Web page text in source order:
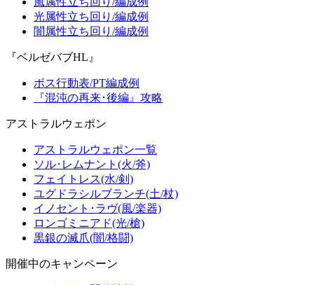
光属性立ち回り/編成例
闇属性立ち回り/編成例
『ベルゼバブHL』
ボス行動表/PT編成例
『混沌の再来･後編』攻略
アストラルウェポン
アストラルウェポン一覧
ソル･レムナント(火/斧)
フェイトレス(水/剣)
ユグドラシルブランチ(土/杖)
イノセント･ラヴ(風/楽器)
ロンゴミニアド(光/槍)
黒銀の滅爪(闇/格闘)
開催中のキャンペーン